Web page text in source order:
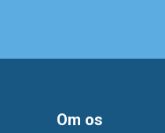
Om os